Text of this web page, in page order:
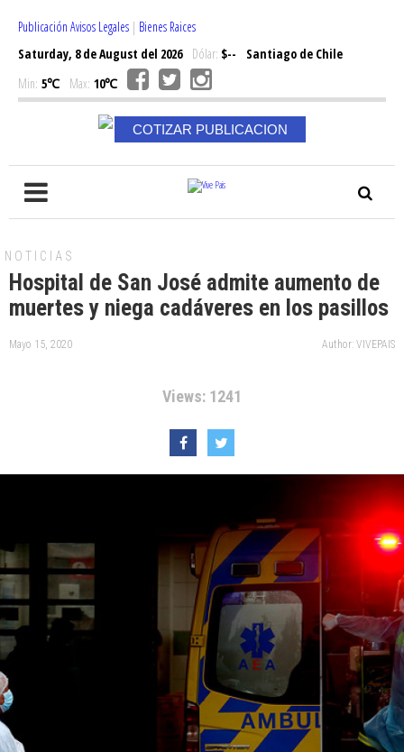
Publicación Avisos Legales | Bienes Raices
Saturday, 8 de August del 2026Dólar: $--
Santiago de Chile
Min: 5℃ Max: 10℃
COTIZAR PUBLICACION
NOTICIAS
Hospital de San José admite aumento de
muertes y niega cadáveres en los pasillos
Mayo 15, 2020 Author: VIVEPAIS
Views: 1241